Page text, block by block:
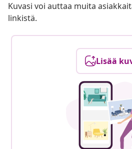
Kuvasi voi auttaa muita
linkistä.
Lisää